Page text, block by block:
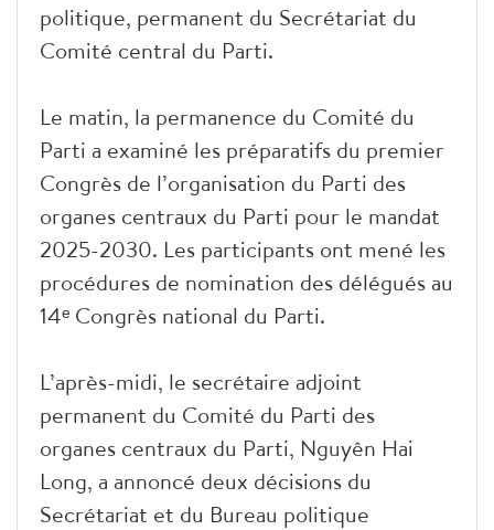
politique, permanent du Secrétariat du
Comité central du Parti.
Le matin, la permanence du Comité du
Parti a examiné les préparatifs du premier
Congrès de l’organisation du Parti des
organes centraux du Parti pour le mandat
2025-2030. Les participants ont mené les
procédures de nomination des délégués au
14ᵉ Congrès national du Parti.
L’après-midi, le secrétaire adjoint
permanent du Comité du Parti des
organes centraux du Parti, Nguyên Hai
Long, a annoncé deux décisions du
Secrétariat et du Bureau politique